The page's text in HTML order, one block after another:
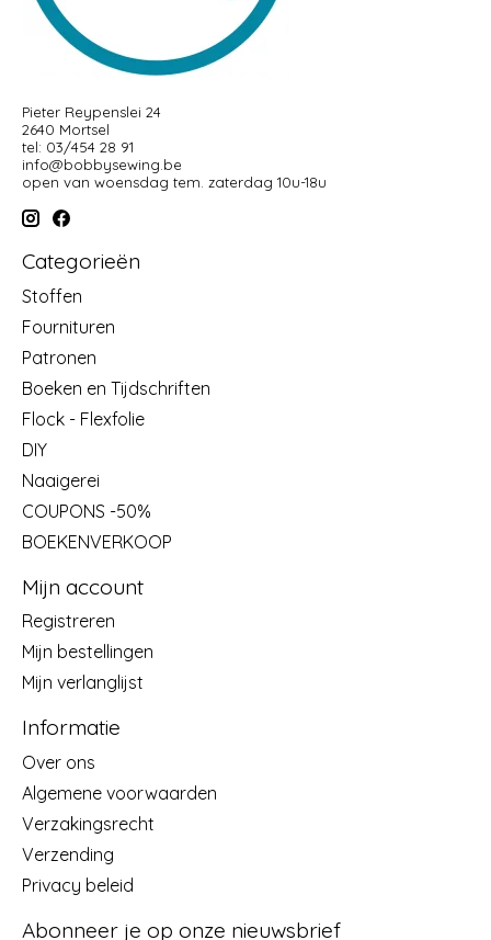
Pieter Reypenslei 24
2640 Mortsel
tel: 03/454 28 91
info@bobbysewing.be
open van woensdag tem. zaterdag 10u-18u
Categorieën
Stoffen
Fournituren
Patronen
Boeken en Tijdschriften
Flock - Flexfolie
DIY
Naaigerei
COUPONS -50%
BOEKENVERKOOP
Mijn account
Registreren
Mijn bestellingen
Mijn verlanglijst
Informatie
Over ons
Algemene voorwaarden
Verzakingsrecht
Verzending
Privacy beleid
Abonneer je op onze nieuwsbrief